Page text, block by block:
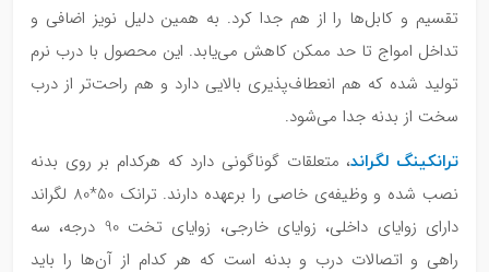
تقسیم و کابل‌ها را از هم جدا کرد. به همین دلیل نویز اضافی و
تداخل امواج تا حد ممکن کاهش می‌یابد. این محصول با درب نرم
تولید شده که هم انعطاف‌پذیری بالایی دارد و هم راحت‌تر از درب
سخت از بدنه جدا می‌شود.
ترانکینگ لگراند، متعلقات گوناگونی دارد که هرکدام بر روی بدنه
نصب شده و وظیفه‌ی خاصی را برعهده دارند. ترانک 50*80 لگراند
دارای زوایای داخلی، زوایای خارجی، زوایای تخت 90 درجه، سه
راهی و اتصالات درب و بدنه است که هر کدام از آن‌ها را باید